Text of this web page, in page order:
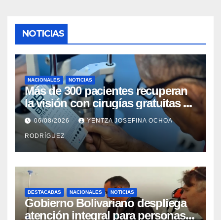
NOTICIAS
NACIONALES NOTICIAS
Más de 300 pacientes recuperan
la visión con cirugías gratuitas de
cataratas en Zulia
06/08/2026 YENTZA JOSEFINA OCHOA
RODRÍGUEZ
DESTACADAS NACIONALES NOTICIAS
Gobierno Bolivariano despliega
atención integral para personas